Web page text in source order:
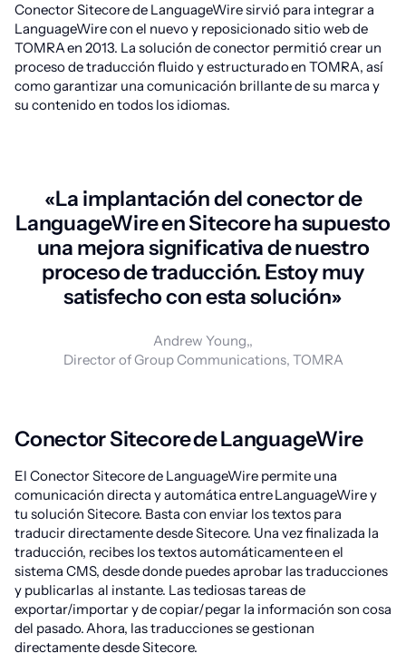
Conector Sitecore de LanguageWire sirvió para integrar a
LanguageWire con el nuevo y reposicionado sitio web de
TOMRA en 2013. La solución de conector permitió crear un
proceso de traducción fluido y estructurado en TOMRA, así
como garantizar una comunicación brillante de su marca y
su contenido en todos los idiomas.
«La implantación del conector de
LanguageWire en Sitecore ha supuesto
una mejora significativa de nuestro
proceso de traducción. Estoy muy
satisfecho con esta solución»
Andrew Young,,
Director of Group Communications, TOMRA
Conector Sitecore de LanguageWire
El Conector Sitecore de LanguageWire permite una
comunicación directa y automática entre LanguageWire y
tu solución Sitecore. Basta con enviar los textos para
traducir directamente desde Sitecore. Una vez finalizada la
traducción, recibes los textos automáticamente en el
sistema CMS, desde donde puedes aprobar las traducciones
y publicarlas al instante. Las tediosas tareas de
exportar/importar y de copiar/pegar la información son cosa
del pasado. Ahora, las traducciones se gestionan
directamente desde Sitecore.